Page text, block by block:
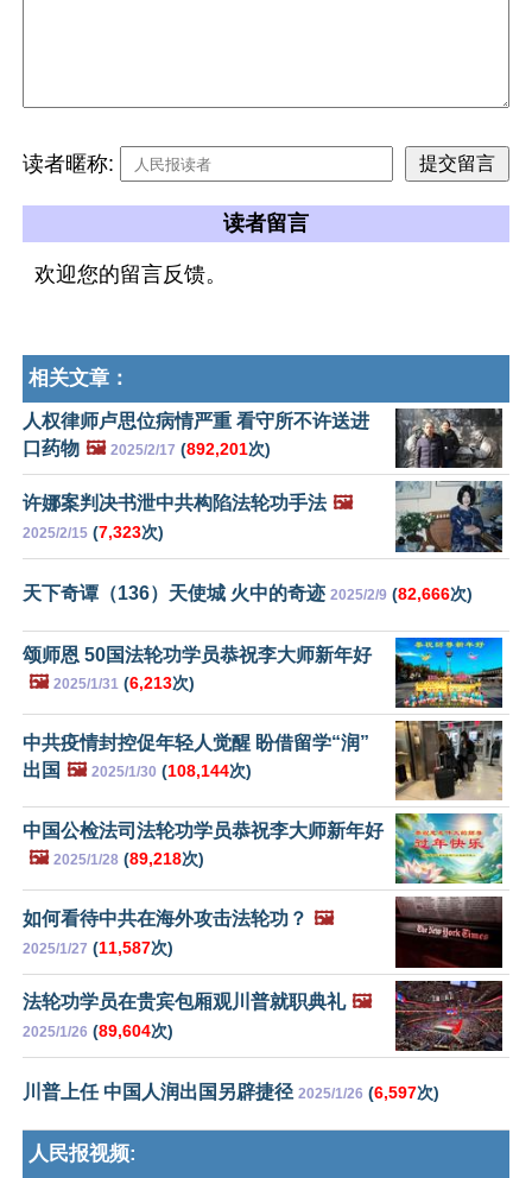
读者暱称:
读者留言
欢迎您的留言反馈。
相关文章：
人权律师卢思位病情严重 看守所不许送进
口药物 🖼️ 2025/2/17 (892,201次)
许娜案判决书泄中共构陷法轮功手法 🖼️
2025/2/15 (7,323次)
天下奇谭（136）天使城 火中的奇迹 2025/2/9 (82,666次)
颂师恩 50国法轮功学员恭祝李大师新年好
🖼️ 2025/1/31 (6,213次)
中共疫情封控促年轻人觉醒 盼借留学“润”
出国 🖼️ 2025/1/30 (108,144次)
中国公检法司法轮功学员恭祝李大师新年好
🖼️ 2025/1/28 (89,218次)
如何看待中共在海外攻击法轮功？ 🖼️
2025/1/27 (11,587次)
法轮功学员在贵宾包厢观川普就职典礼 🖼️
2025/1/26 (89,604次)
川普上任 中国人润出国另辟捷径 2025/1/26 (6,597次)
人民报视频: